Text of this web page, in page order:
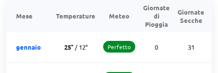
Mese Temperature Meteo
Giornate
di
Pioggia
Giornate
Secche
gennaio 25°/12° Perfetto 0 31